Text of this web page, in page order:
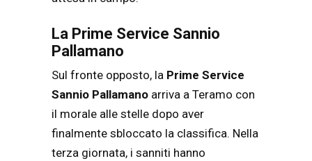
La Prime Service Sannio
Pallamano
Sul fronte opposto, la Prime Service
Sannio Pallamano arriva a Teramo con
il morale alle stelle dopo aver
finalmente sbloccato la classifica. Nella
terza giornata, i sanniti hanno